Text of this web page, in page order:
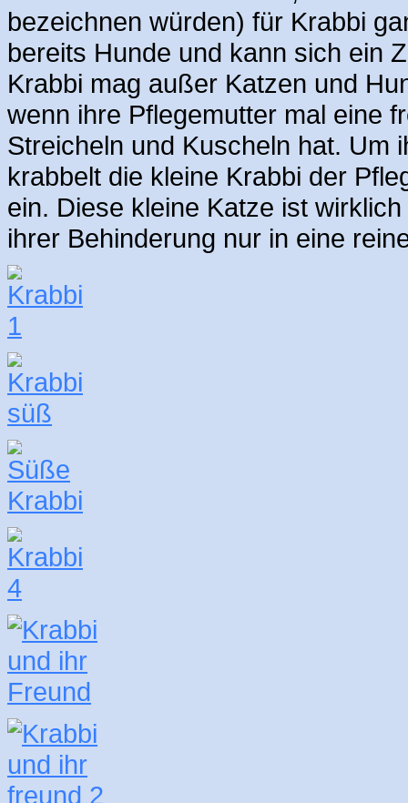
bezeichnen würden) für Krabbi
bereits Hunde und kann sich ein
Krabbi mag außer Katzen und
wenn ihre Pflegemutter mal eine
Streicheln und Kuscheln hat. Um
krabbelt die kleine Krabbi der
ein. Diese kleine Katze ist
ihrer Behinderung nur in eine